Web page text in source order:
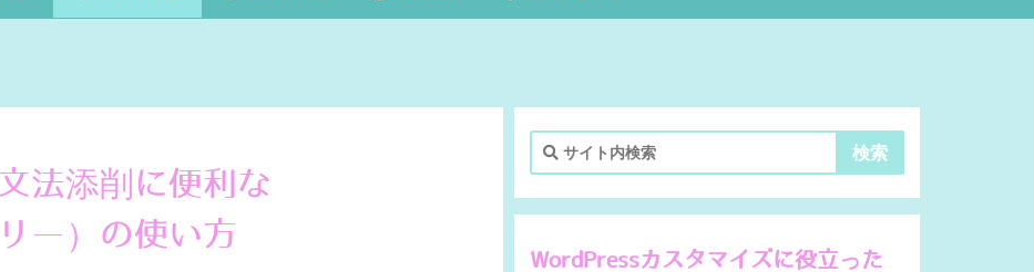
法添削に便利な
ー）の使い方
WordPressカスタマイズに役立った